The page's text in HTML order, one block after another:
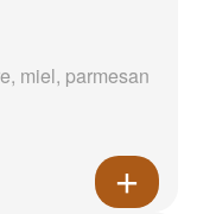
miel, parmesan